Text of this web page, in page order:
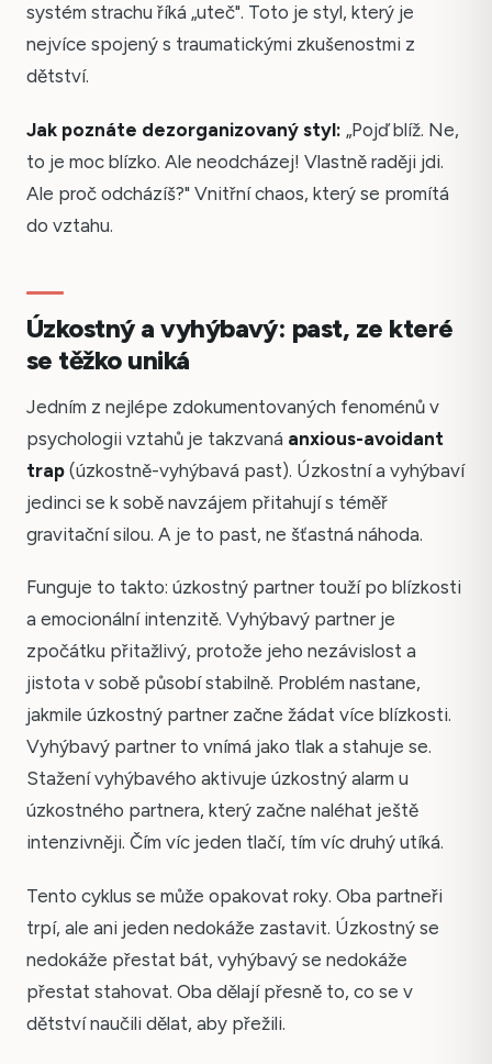
systém strachu říká „uteč". Toto je styl, který je
nejvíce spojený s traumatickými zkušenostmi z
dětství.
Jak poznáte dezorganizovaný styl: „Pojď blíž. Ne,
to je moc blízko. Ale neodcházej! Vlastně raději jdi.
Ale proč odcházíš?" Vnitřní chaos, který se promítá
do vztahu.
Úzkostný a vyhýbavý: past, ze které
se těžko uniká
Jedním z nejlépe zdokumentovaných fenoménů v
psychologii vztahů je takzvaná anxious-avoidant
trap (úzkostně-vyhýbavá past). Úzkostní a vyhýbaví
jedinci se k sobě navzájem přitahují s téměř
gravitační silou. A je to past, ne šťastná náhoda.
Funguje to takto: úzkostný partner touží po blízkosti
a emocionální intenzitě. Vyhýbavý partner je
zpočátku přitažlivý, protože jeho nezávislost a
jistota v sobě působí stabilně. Problém nastane,
jakmile úzkostný partner začne žádat více blízkosti.
Vyhýbavý partner to vnímá jako tlak a stahuje se.
Stažení vyhýbavého aktivuje úzkostný alarm u
úzkostného partnera, který začne naléhat ještě
intenzivněji. Čím víc jeden tlačí, tím víc druhý utíká.
Tento cyklus se může opakovat roky. Oba partneři
trpí, ale ani jeden nedokáže zastavit. Úzkostný se
nedokáže přestat bát, vyhýbavý se nedokáže
přestat stahovat. Oba dělají přesně to, co se v
dětství naučili dělat, aby přežili.